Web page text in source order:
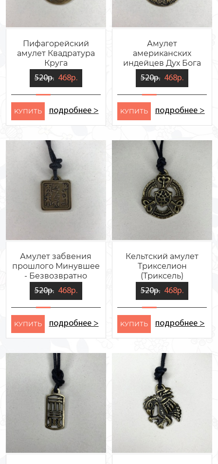
Пифагорейский
амулет Квадратура
Круга
520р. 468р.
KУПИТЬ подробнее >
Амулет
американских
индейцев Дух Бога
Солнца
520р. 468р.
KУПИТЬ подробнее >
Амулет забвения
прошлого Минувшее
- Безвозвратно
520р. 468р.
KУПИТЬ подробнее >
Кельтский амулет
Трикселион
(Триксель)
520р. 468р.
KУПИТЬ подробнее >